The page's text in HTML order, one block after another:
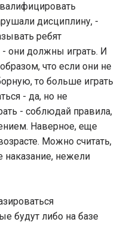
дисциплину, -
ребят
- они должны играть. И
что если они не
то больше играть
- да, но не
- соблюдай правила,
Наверное, еще
Можно считать,
наказание, нежели
будут либо на базе